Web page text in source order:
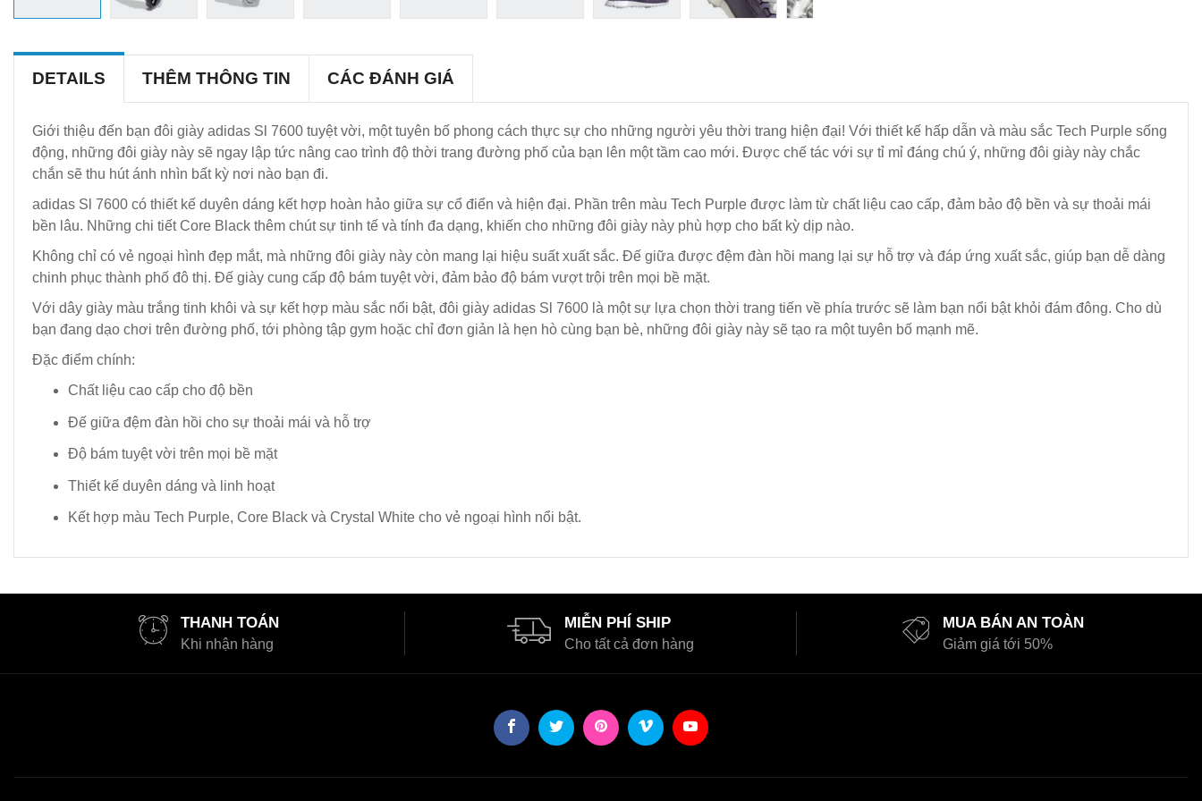
DETAILS THÊM THÔNG TIN CÁC ĐÁNH GIÁ
Giới thiệu đến bạn đôi giày adidas Sl 7600 tuyệt vời, một tuyên bố phong cách thực sự cho những người yêu thời trang hiện đại! Với thiết kế hấp dẫn và màu sắc Tech Purple sống
động, những đôi giày này sẽ ngay lập tức nâng cao trình độ thời trang đường phố của bạn lên một tầm cao mới. Được chế tác với sự tỉ mỉ đáng chú ý, những đôi giày này chắc
chắn sẽ thu hút ánh nhìn bất kỳ nơi nào bạn đi.
adidas Sl 7600 có thiết kế duyên dáng kết hợp hoàn hảo giữa sự cổ điển và hiện đại. Phần trên màu Tech Purple được làm từ chất liệu cao cấp, đảm bảo độ bền và sự thoải mái
bền lâu. Những chi tiết Core Black thêm chút sự tinh tế và tính đa dạng, khiến cho những đôi giày này phù hợp cho bất kỳ dịp nào.
Không chỉ có vẻ ngoại hình đẹp mắt, mà những đôi giày này còn mang lại hiệu suất xuất sắc. Đế giữa được đệm đàn hồi mang lại sự hỗ trợ và đáp ứng xuất sắc, giúp bạn dễ dàng
chinh phục thành phố đô thị. Đế giày cung cấp độ bám tuyệt vời, đảm bảo độ bám vượt trội trên mọi bề mặt.
Với dây giày màu trắng tinh khôi và sự kết hợp màu sắc nổi bật, đôi giày adidas Sl 7600 là một sự lựa chọn thời trang tiến về phía trước sẽ làm bạn nổi bật khỏi đám đông. Cho dù
bạn đang dạo chơi trên đường phố, tới phòng tập gym hoặc chỉ đơn giản là hẹn hò cùng bạn bè, những đôi giày này sẽ tạo ra một tuyên bố mạnh mẽ.
Đặc điểm chính:
Chất liệu cao cấp cho độ bền
Đế giữa đệm đàn hồi cho sự thoải mái và hỗ trợ
Độ bám tuyệt vời trên mọi bề mặt
Thiết kế duyên dáng và linh hoạt
Kết hợp màu Tech Purple, Core Black và Crystal White cho vẻ ngoại hình nổi bật.
THANH TOÁN
Khi nhận hàng
MIỄN PHÍ SHIP
Cho tất cả đơn hàng
MUA BÁN AN TOÀN
Giảm giá tới 50%